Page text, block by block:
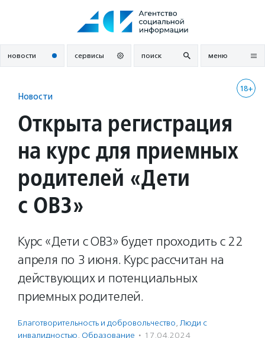
новости сервисы поиск меню
18+
Новости
Открыта регистрация
на курс для приемных
родителей «Дети
с ОВЗ»
Курс «Дети с ОВЗ» будет проходить с 22
апреля по 3 июня. Курс рассчитан на
действующих и потенциальных
приемных родителей.
Благотвори­тель­ность и доброволь­чест­во, Люди с
инвалидностью, Образование · 17.04.2024